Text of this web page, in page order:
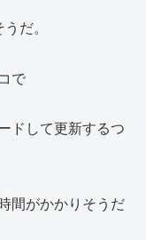
だ。
で
ドして更新するつ
間がかかりそうだ